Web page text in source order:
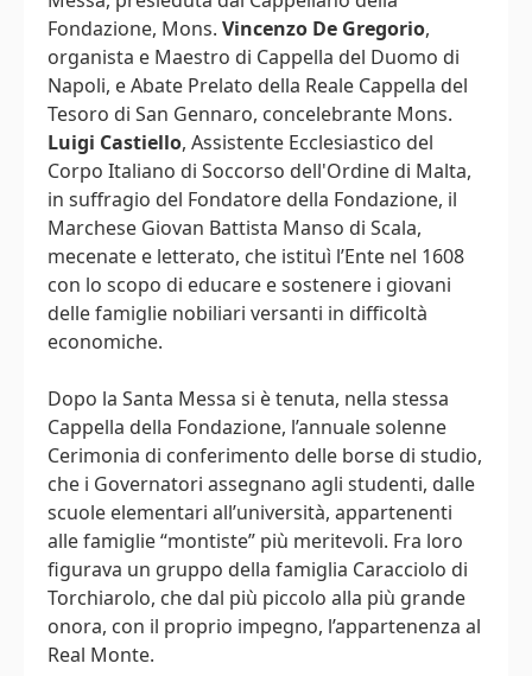
Fondazione, Mons. Vincenzo De Gregorio,
organista e Maestro di Cappella del Duomo di
Napoli, e Abate Prelato della Reale Cappella del
Tesoro di San Gennaro, concelebrante Mons.
Luigi Castiello, Assistente Ecclesiastico del
Corpo Italiano di Soccorso dell'Ordine di Malta,
in suffragio del Fondatore della Fondazione, il
Marchese Giovan Battista Manso di Scala,
mecenate e letterato, che istituì l’Ente nel 1608
con lo scopo di educare e sostenere i giovani
delle famiglie nobiliari versanti in difficoltà
economiche.
Dopo la Santa Messa si è tenuta, nella stessa
Cappella della Fondazione, l’annuale solenne
Cerimonia di conferimento delle borse di studio,
che i Governatori assegnano agli studenti, dalle
scuole elementari all’università, appartenenti
alle famiglie “montiste” più meritevoli. Fra loro
figurava un gruppo della famiglia Caracciolo di
Torchiarolo, che dal più piccolo alla più grande
onora, con il proprio impegno, l’appartenenza al
Real Monte.